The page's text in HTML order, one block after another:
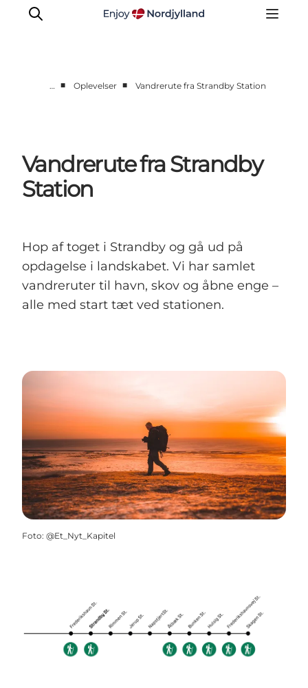
Byer og steder
Guides
Det sker
… ■ Oplevelser ■ Vandrerute fra Strandby Station
Vandrerute fra Strandby
Station
Hop af toget i Strandby og gå ud på
opdagelse i landskabet. Vi har samlet
vandreruter til havn, skov og åbne enge –
alle med start tæt ved stationen.
Foto: @Et_Nyt_Kapitel